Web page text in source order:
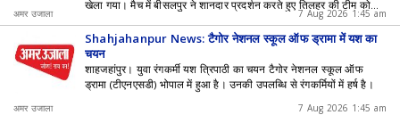
खेला गया। मैच में बीसलपुर ने शानदार प्रदर्शन करते हुए तिलहर की टीम को
अमर उजाला 7 Aug 2026 1:45 am
Shahjahanpur News: टैगोर नेशनल स्कूल ऑफ ड्रामा में यश का
चयन
शाहजहांपुर। युवा रंगकर्मी यश त्रिपाठी का चयन टैगोर नेशनल स्कूल ऑफ
ड्रामा (टीएनएसडी) भोपाल में हुआ है। उनकी उपलब्धि से रंगकर्मियों में हर्ष है।
अमर उजाला 7 Aug 2026 1:45 am